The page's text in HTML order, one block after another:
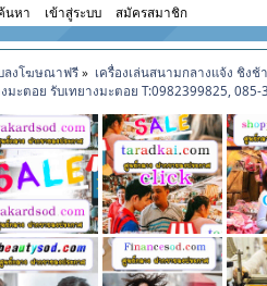
นหา เข้าสู่ระบบ สมัครสมาชิก
ลงโฆษณาฟรี» เครื่องเล่นสนามกลางแจ้ง ชิงช้
มะตอย รับเทยางมะตอย T:0982399825,